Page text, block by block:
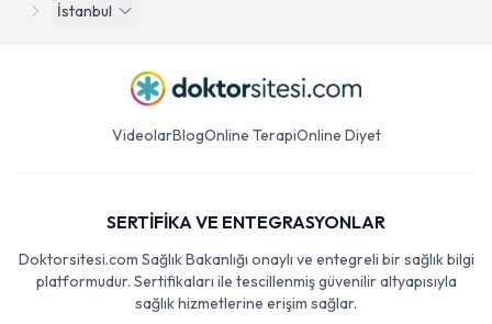
İstanbul
VideolarBlogOnline TerapiOnline Diyet
SERTİFİKA VE ENTEGRASYONLAR
Doktorsitesi.com Sağlık Bakanlığı onaylı ve entegreli bir sağlık bilgi
platformudur. Sertifikaları ile tescillenmiş güvenilir altyapısıyla
sağlık hizmetlerine erişim sağlar.